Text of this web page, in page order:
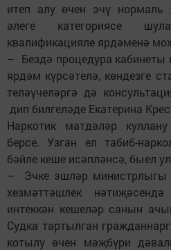
итеп алу өчен эчү
әлеге категориясе
квалификацияле ярдәменә
– Бездә процедура
ярдәм күрсәтелә, көндезге
теләүчеләргә дә
дип билгеләде Екатерина
Наркотик матдәләр
берсе. Узган ел табиб-
бәйле кеше исәпләнсә, быел
– Эчке эшләр министрлыгы
хезмәттәшлек
интеккән кешеләр санын
Судка тартылган
котылу өчен мәҗбүри